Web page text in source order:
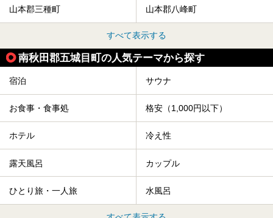
山本郡三種町 山本郡八峰町
すべて表示する
南秋田郡五城目町の人気テーマから探す
宿泊 サウナ
お食事・食事処 格安（1,000円以下）
ホテル 冷え性
露天風呂 カップル
ひとり旅・一人旅 水風呂